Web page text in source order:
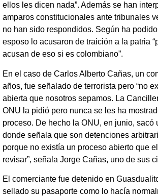
ellos les dicen nada”. Además se han
amparos constitucionales ante tribunales
no han sido respondidos. Según ha
esposo lo acusaron de traición a la patria
acusan de eso si es colombiano”.
En el caso de Carlos Alberto Cañas, un
años, fue señalado de terrorista pero “no
abierta que nosotros sepamos. La
ONU la pidió pero nunca se les ha
proceso. De hecho la ONU, en junio, sacó
donde señala que son detenciones
porque no existía un proceso abierto que
revisar”, señala Jorge Cañas, uno de sus
El comerciante fue detenido en
sellado su pasaporte como lo hacía